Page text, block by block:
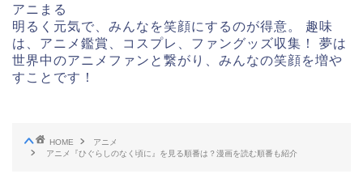
アニまる
明るく元気で、みんなを笑顔にするのが得意。 趣味
は、アニメ鑑賞、コスプレ、ファングッズ収集！ 夢は
世界中のアニメファンと繋がり、みんなの笑顔を増や
すことです！
HOME
アニメ
アニメ『ひぐらしのなく頃に』を見る順番は？漫画を読む順番も紹介